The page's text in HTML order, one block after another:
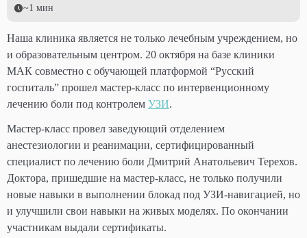
~1 мин
Наша клиника является не только лечебным учреждением, но
и образовательным центром. 20 октября на базе клиники
МАК совместно с обучающей платформой “Русский
госпиталь” прошел мастер-класс по интервенционному
лечению боли под контролем УЗИ.
Мастер-класс провел заведующий отделением
анестезиологии и реанимации, сертифицированный
специалист по лечению боли Дмитрий Анатольевич Терехов.
Доктора, пришедшие на мастер-класс, не только получили
новые навыки в выполнении блокад под УЗИ-навигацией, но
и улучшили свои навыки на живых моделях. По окончании
участникам выдали сертификаты.